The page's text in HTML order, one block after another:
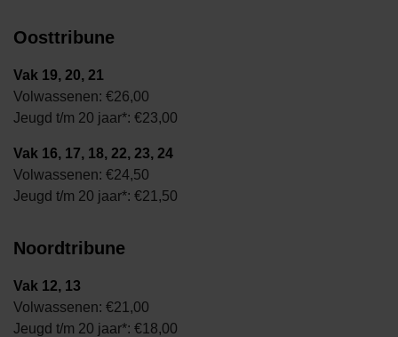
Oosttribune
Vak 19, 20, 21
Volwassenen: €26,00
Jeugd t/m 20 jaar*: €23,00
Vak 16, 17, 18, 22, 23, 24
Volwassenen: €24,50
Jeugd t/m 20 jaar*: €21,50
Noordtribune
Vak 12, 13
Volwassenen: €21,00
Jeugd t/m 20 jaar*: €18,00